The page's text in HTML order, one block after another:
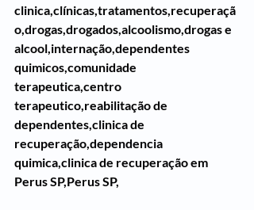
clinica,clínicas,tratamentos,recuperaçã
o,drogas,drogados,alcoolismo,drogas e
alcool,internação,dependentes
quimicos,comunidade
terapeutica,centro
terapeutico,reabilitação de
dependentes,clinica de
recuperação,dependencia
quimica,clinica de recuperação em
Perus SP,Perus SP,